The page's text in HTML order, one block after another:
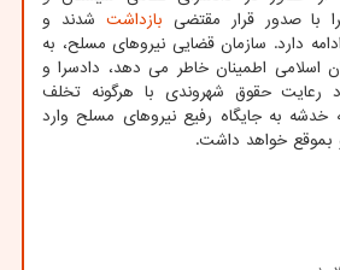
با صدور قرار مقتضی بازداشت شدند و
ادامه دارد. سازمان قضایی نیروهای مسلح، به
اسلامی اطمینان خاطر می دهد، دادسرا و
رعایت حقوق شهروندی با هرگونه تخلف
به جایگاه رفیع نیروهای مسلح وارد
بموقع خواهد داشت.